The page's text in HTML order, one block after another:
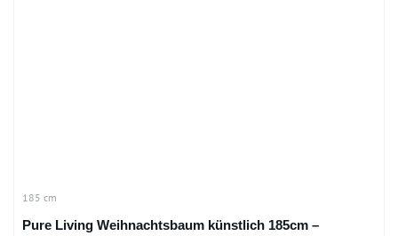
185 cm
Pure Living Weihnachtsbaum künstlich 185cm –